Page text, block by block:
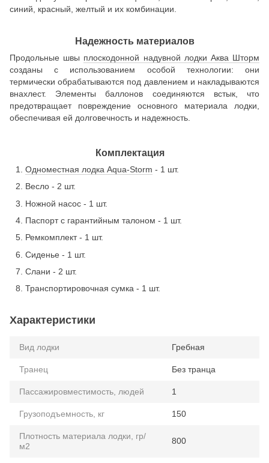
синий, красный, желтый и их комбинации.
Надежность материалов
Продольные швы плоскодонной надувной лодки Аква Шторм
созданы с использованием особой технологии: они
термически обрабатываются под давлением и накладываются
внахлест. Элементы баллонов соединяются встык, что
предотвращает повреждение основного материала лодки,
обеспечивая ей долговечность и надежность.
Комплектация
Одноместная лодка Aqua-Storm - 1 шт.
Весло - 2 шт.
Ножной насос - 1 шт.
Паспорт с гарантийным талоном - 1 шт.
Ремкомплект - 1 шт.
Сиденье - 1 шт.
Слани - 2 шт.
Транспортировочная сумка - 1 шт.
Характеристики
Вид лодки Гребная
Транец Без транца
Пассажировместимость, людей 1
Грузоподъемность, кг 150
Плотность материала лодки, гр/
м2
800